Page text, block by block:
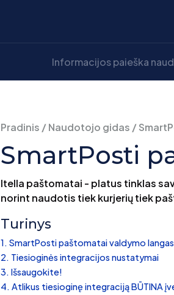
Pradinis /Naudotojo gidas /
SmartPosti
Itella paštomatai - platus tinklas
norint naudotis tiek kurjerių tiek
Turinys
SmartPosti paštomatai valdymo langas
Tiesioginės integracijos nustatymai
Išsaugokite!
Atlikus tiesioginę integraciją BŪTINA